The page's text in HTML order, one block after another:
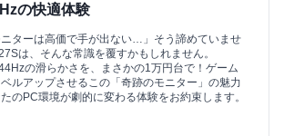
の快適体験
ニターは高価で手が出ない…」そう諦めていませ
は、そんな常識を覆すかもしれません。
の滑らかさを、まさかの1万円台で！ゲーム
ルアップさせるこの「奇跡のモニター」の魅力
のPC環境が劇的に変わる体験をお約束します。